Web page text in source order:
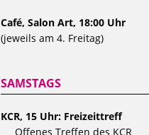
Café, Salon Art, 18:00 Uhr
(jeweils am 4. Freitag)
SAMSTAGS
KCR, 15 Uhr: Freizeittreff
Offenes Treffen des KCR